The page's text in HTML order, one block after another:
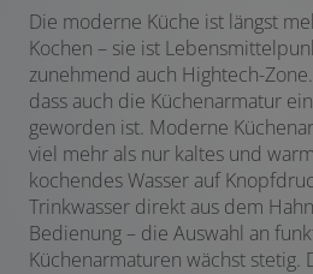
Die moderne Küche ist längst
Kochen – sie ist
zunehmend auch Hightech-
dass auch die Küchenarmatur
geworden ist. Moderne
viel mehr als nur kaltes und
kochendes Wasser auf
Trinkwasser direkt aus dem
Bedienung – die Auswahl an
Küchenarmaturen wächst stetig.